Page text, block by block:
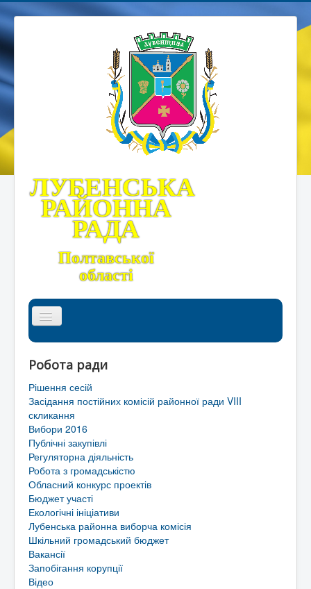
ЛУБЕНСЬКА
РАЙОННА
РАДА
Полтавської
області
Районна рада
Мапа сайту
Контакти
Територіальні громади Лубенського району
Робота ради
Рішення сесій
Засідання постійних комісій районної ради VIII
скликання
Вибори 2016
Публічні закупівлі
Регуляторна діяльність
Робота з громадськістю
Обласний конкурс проектів
Бюджет участі
Екологічні ініціативи
Лубенська районна виборча комісія
Шкільний громадський бюджет
Вакансії
Запобігання корупції
Відео